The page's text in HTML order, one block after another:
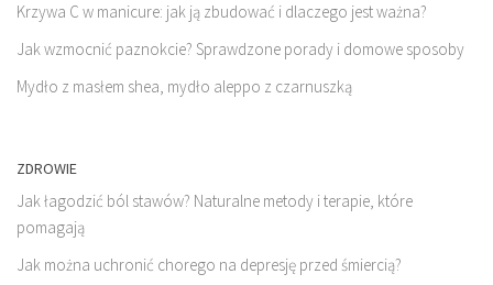
Krzywa C w manicure: jak ją zbudować i dlaczego jest ważna?
Jak wzmocnić paznokcie? Sprawdzone porady i domowe sposoby
Mydło z masłem shea, mydło aleppo z czarnuszką
ZDROWIE
Jak łagodzić ból stawów? Naturalne metody i terapie, które
pomagają
Jak można uchronić chorego na depresję przed śmiercią?